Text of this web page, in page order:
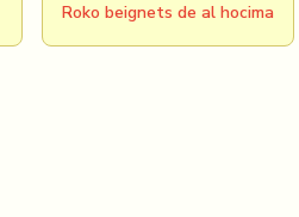
Roko beignets de al hocima